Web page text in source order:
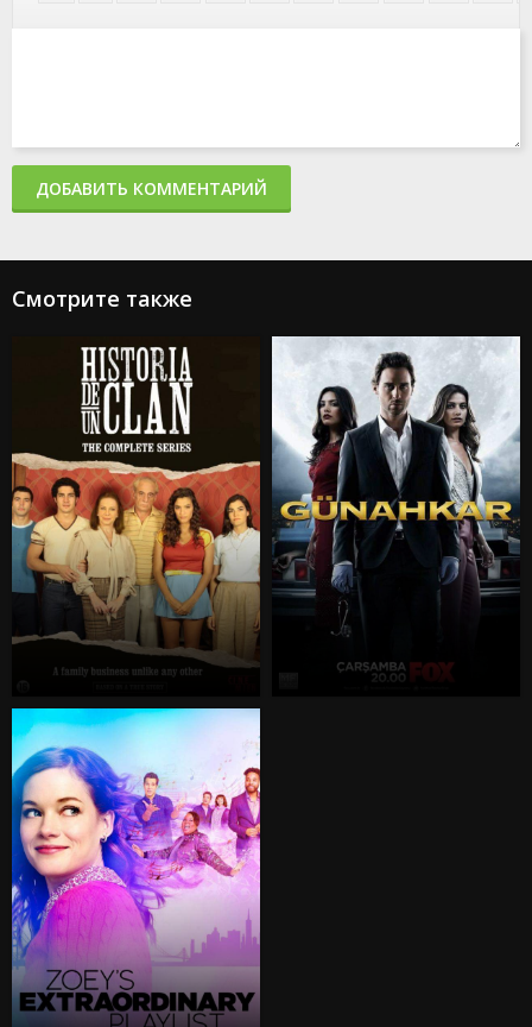
ДОБАВИТЬ КОММЕНТАРИЙ
Смотрите также